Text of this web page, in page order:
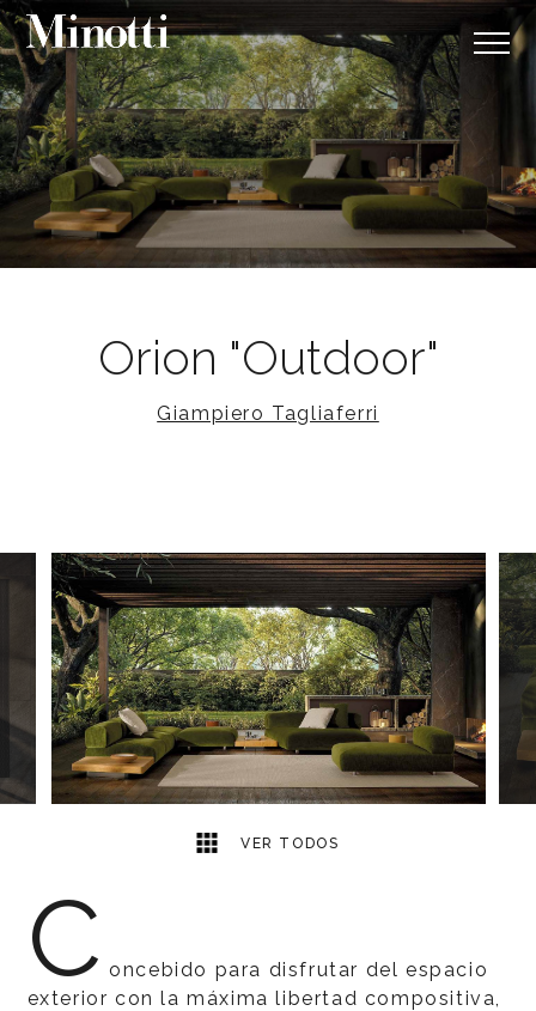
Orion "Outdoor"
Giampiero Tagliaferri
VER TODOS
C oncebido para disfrutar del espacio
exterior con la máxima libertad compositiva,